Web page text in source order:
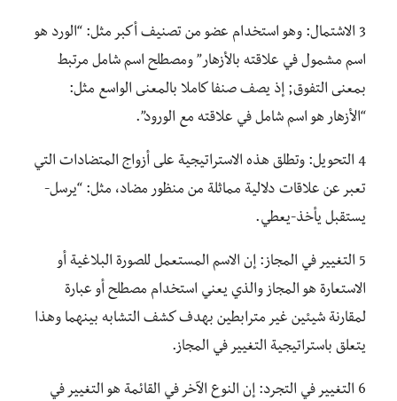
3 الاشتمال: وهو استخدام عضو من تصنيف أكبر مثل: “الورد هو
اسم مشمول في علاقته بالأزهار” ومصطلح اسم شامل مرتبط
بمعنى التفوق; إذ يصف صنفا كاملا بالمعنى الواسع مثل:
“الأزهار هو اسم شامل في علاقته مع الورود”.
4 التحويل: وتطلق هذه الاستراتيجية على أزواج المتضادات التي
تعبر عن علاقات دلالية مماثلة من منظور مضاد، مثل: “يرسل-
يستقبل يأخذ-يعطي.
5 التغيير في المجاز: إن الاسم المستعمل للصورة البلاغية أو
الاستعارة هو المجاز والذي يعني استخدام مصطلح أو عبارة
لمقارنة شيئين غير مترابطين بهدف كشف التشابه بينهما وهذا
يتعلق باستراتيجية التغيير في المجاز.
6 التغيير في التجرد: إن النوع الآخر في القائمة هو التغيير في